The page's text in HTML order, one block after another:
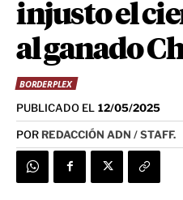
injusto el
al ganado
BORDERPLEX
PUBLICADO EL 12/05/2025
POR REDACCIÓN ADN / STAFF.